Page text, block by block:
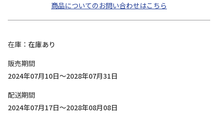
商品についてのお問い合わせはこちら
在庫
在庫あり
販売期間
2024年07月10日～2028年07月31日
配送期間
2024年07月17日～2028年08月08日